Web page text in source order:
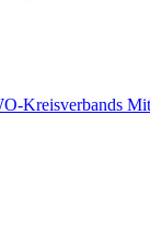
Kreisverbands